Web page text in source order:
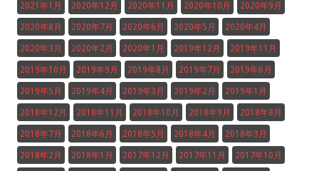
2021年1月 2020年12月 2020年11月 2020年10月 2020年9月
2020年8月 2020年7月 2020年6月 2020年5月 2020年4月
2020年3月 2020年2月 2020年1月 2019年12月 2019年11月
2019年10月 2019年9月 2019年8月 2019年7月 2019年6月
2019年5月 2019年4月 2019年3月 2019年2月 2019年1月
2018年12月 2018年11月 2018年10月 2018年9月 2018年8月
2018年7月 2018年6月 2018年5月 2018年4月 2018年3月
2018年2月 2018年1月 2017年12月 2017年11月 2017年10月